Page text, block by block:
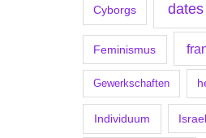
Cyborgs dates
Feminismus
Gewerkschaften
Individuum Israel